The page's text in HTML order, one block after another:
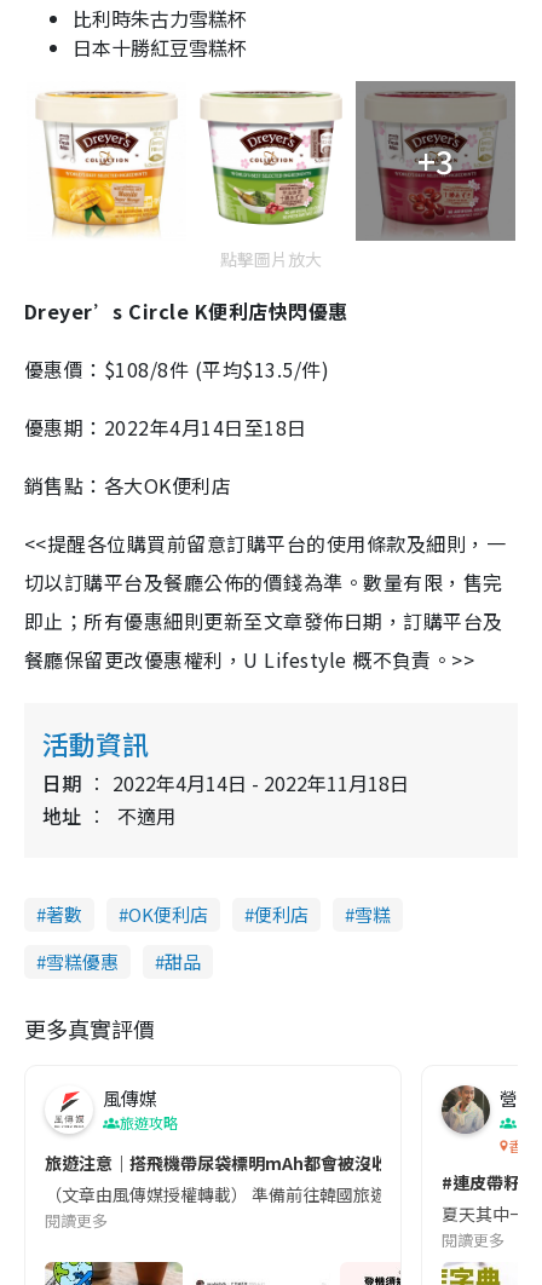
比利時朱古力雪糕杯
日本十勝紅豆雪糕杯
+3
點擊圖片放大
Dreyer’s Circle K便利店快閃優惠
優惠價：$108/8件 (平均$13.5/件)
優惠期：2022年4月14日至18日
銷售點：各大OK便利店
<<提醒各位購買前留意訂購平台的使用條款及細則，一
切以訂購平台及餐廳公佈的價錢為準。數量有限，售完
即止；所有優惠細則更新至文章發佈日期，訂購平台及
餐廳保留更改優惠權利，U Lifestyle 概不負責。>>
活動資訊
日期
2022年4月14日 - 2022年11月18日
地址
不適用
著數 OK便利店 便利店
雪糕
雪糕優惠
甜品
更多真實評價
風傳媒
旅遊攻略
旅遊注意｜搭飛機帶尿袋標明mAh都會被沒收😱出發前切記檢查
（文章由風傳媒授權轉載） 準備前往韓國旅遊的民眾，近期要
閱讀更多
營養
香港
#連皮帶籽
夏天其中一
閱讀更多